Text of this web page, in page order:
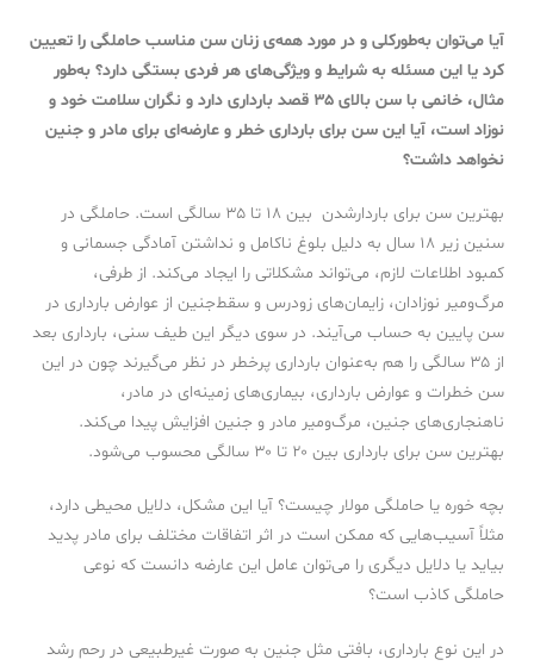
آیا می‌توان به‌طورکلی و در مورد همه‌ی زنان سن مناسب حاملگی را تعیین
کرد یا این مسئله به شرایط و ویژگی‌های هر فردی بستگی دارد؟ به‌طور
مثال، خانمی با سن بالای ۳۵ قصد بارداری دارد و نگران سلامت خود و
نوزاد است، آیا این سن برای بارداری خطر و عارضه‌ای برای مادر و جنین
نخواهد داشت؟
بهترین سن برای باردارشدن بین ۱۸ تا ۳۵ سالگی است. حاملگی در
سنین زیر ۱۸ سال به دلیل بلوغ ناکامل و نداشتن آمادگی جسمانی و
کمبود اطلاعات لازم، می‌تواند مشکلاتی را ایجاد می‌کند. از طرفی،
مرگ‌ومیر نوزادان، زایمان‌های زودرس و سقط‌جنین از عوارض بارداری در
سن پایین به حساب می‌آیند. در سوی دیگر این طیف سنی، بارداری بعد
از ۳۵ سالگی را هم به‌عنوان بارداری پرخطر در نظر می‌گیرند چون در این
سن خطرات و عوارض بارداری، بیماری‌های زمینه‌ای در مادر،
ناهنجاری‌های جنین، مرگ‌ومیر مادر و جنین افزایش پیدا می‌کند.
بهترین سن برای بارداری بین ۲۰ تا ۳۰ سالگی محسوب می‌شود.
بچه خوره یا حاملگی مولار چیست؟ آیا این مشکل، دلایل محیطی دارد،
مثلاً آسیب‌هایی که ممکن است در اثر اتفاقات مختلف برای مادر پدید
بیاید یا دلایل دیگری را می‌توان عامل این عارضه دانست که نوعی
حاملگی کاذب است؟
در این نوع بارداری، بافتی مثل جنین به صورت غیرطبیعی در رحم رشد